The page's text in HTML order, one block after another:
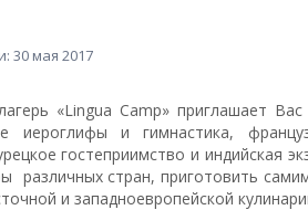
30 мая 2017
«Lingua Camp» приглашает
иероглифы и гимнастика,
гостеприимство и индийская
различных стран, приготовить
и западноевропейской